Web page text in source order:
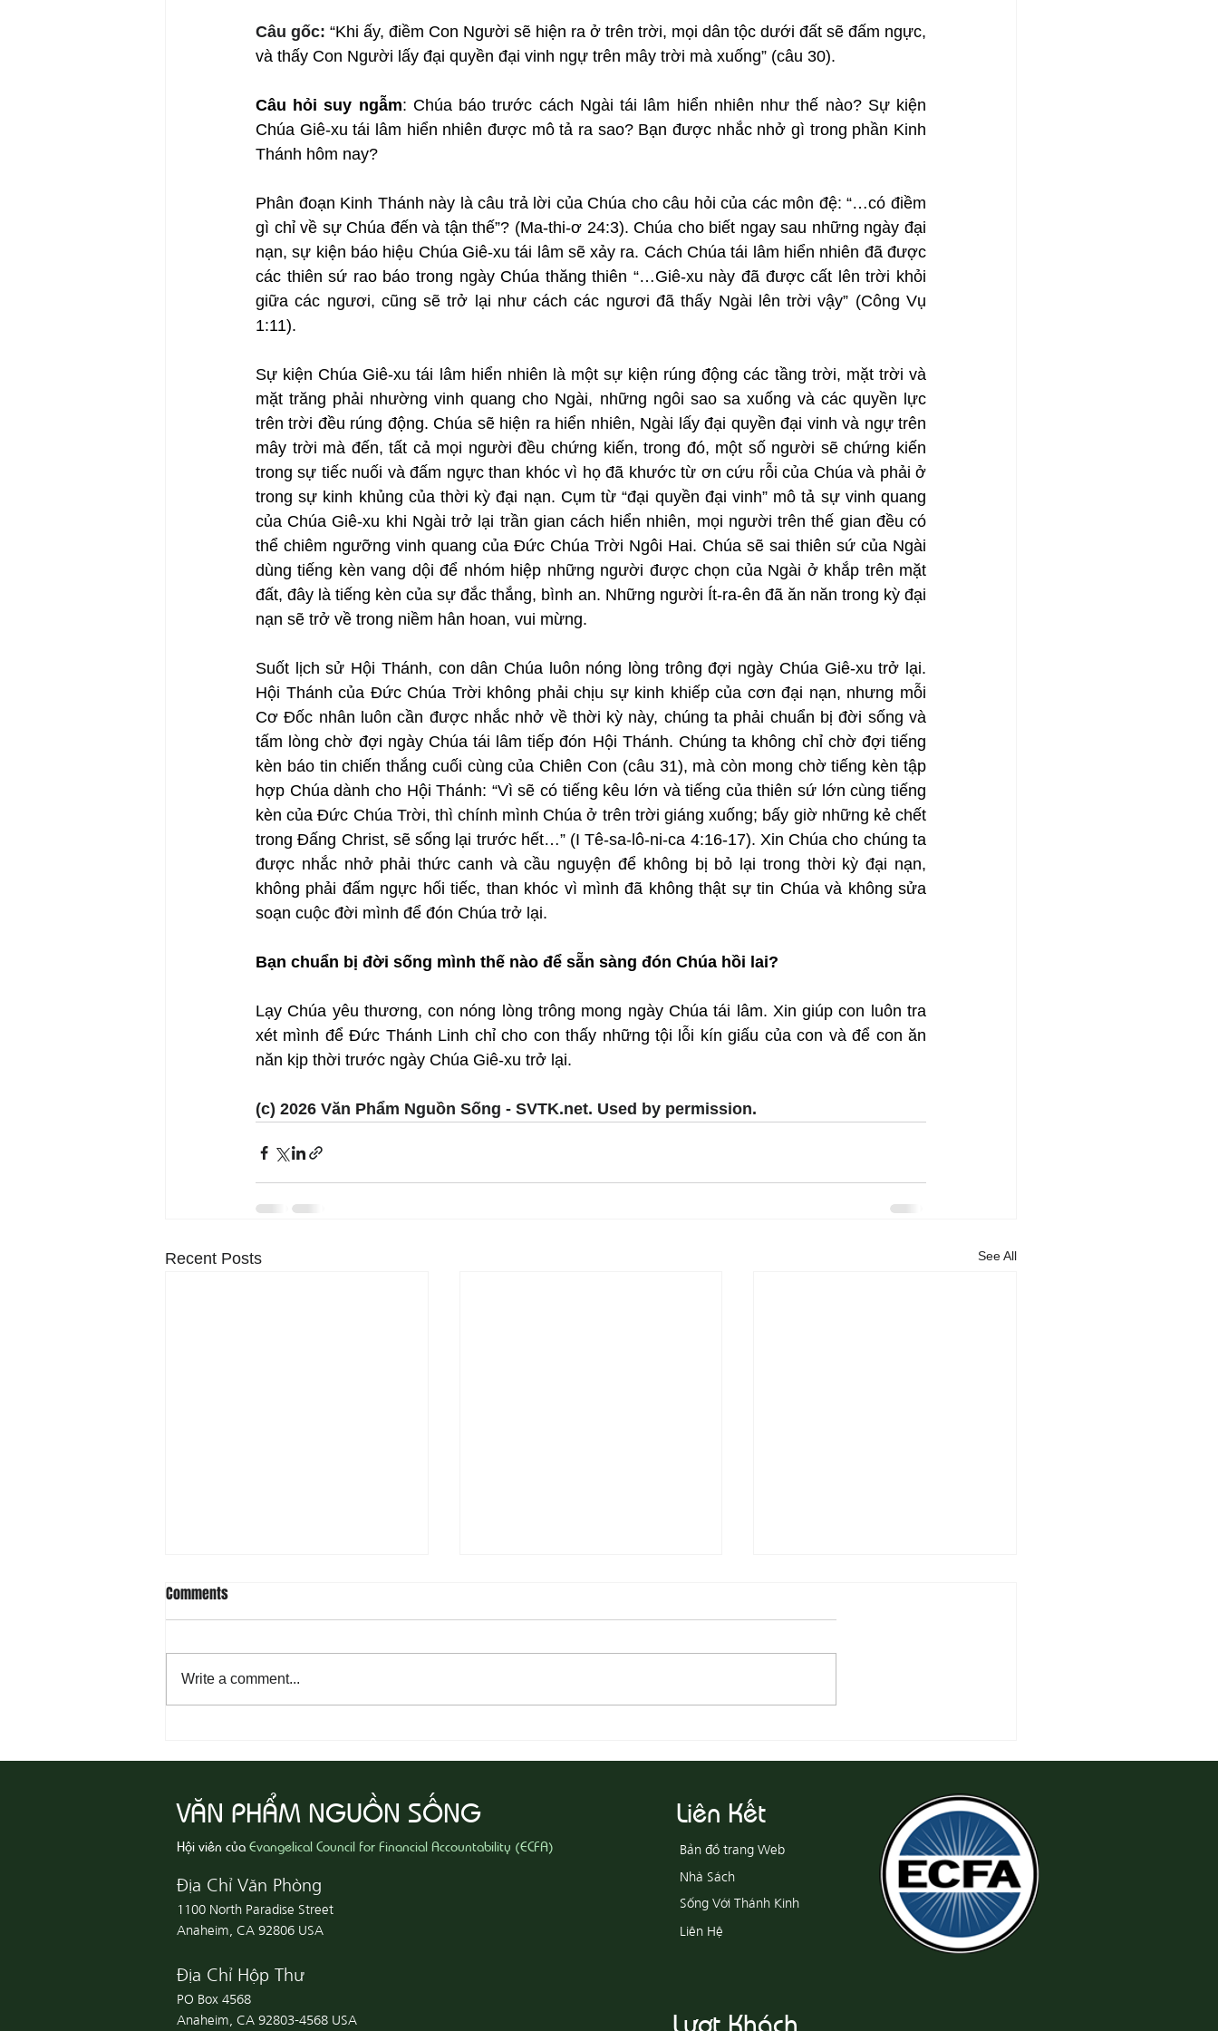
Câu gốc: “Khi ấy, điềm Con Người sẽ hiện ra ở trên trời, mọi dân tộc dưới đất sẽ đấm ngực,
và thấy Con Người lấy đại quyền đại vinh ngự trên mây trời mà xuống” (câu 30).
Câu hỏi suy ngẫm: Chúa báo trước cách Ngài tái lâm hiển nhiên như thế nào? Sự kiện
Chúa Giê-xu tái lâm hiển nhiên được mô tả ra sao? Bạn được nhắc nhở gì trong phần Kinh
Thánh hôm nay?
Phân đoạn Kinh Thánh này là câu trả lời của Chúa cho câu hỏi của các môn đệ: “…có điềm
gì chỉ về sự Chúa đến và tận thế”? (Ma-thi-ơ 24:3). Chúa cho biết ngay sau những ngày đại
nạn, sự kiện báo hiệu Chúa Giê-xu tái lâm sẽ xảy ra. Cách Chúa tái lâm hiển nhiên đã được
các thiên sứ rao báo trong ngày Chúa thăng thiên “…Giê-xu này đã được cất lên trời khỏi
giữa các ngươi, cũng sẽ trở lại như cách các ngươi đã thấy Ngài lên trời vậy” (Công Vụ
1:11).
Sự kiện Chúa Giê-xu tái lâm hiển nhiên là một sự kiện rúng động các tầng trời, mặt trời và
mặt trăng phải nhường vinh quang cho Ngài, những ngôi sao sa xuống và các quyền lực
trên trời đều rúng động. Chúa sẽ hiện ra hiển nhiên, Ngài lấy đại quyền đại vinh và ngự trên
mây trời mà đến, tất cả mọi người đều chứng kiến, trong đó, một số người sẽ chứng kiến
trong sự tiếc nuối và đấm ngực than khóc vì họ đã khước từ ơn cứu rỗi của Chúa và phải ở
trong sự kinh khủng của thời kỳ đại nạn. Cụm từ “đại quyền đại vinh” mô tả sự vinh quang
của Chúa Giê-xu khi Ngài trở lại trần gian cách hiển nhiên, mọi người trên thế gian đều có
thể chiêm ngưỡng vinh quang của Đức Chúa Trời Ngôi Hai. Chúa sẽ sai thiên sứ của Ngài
dùng tiếng kèn vang dội để nhóm hiệp những người được chọn của Ngài ở khắp trên mặt
đất, đây là tiếng kèn của sự đắc thắng, bình an. Những người Ít-ra-ên đã ăn năn trong kỳ đại
nạn sẽ trở về trong niềm hân hoan, vui mừng.
Suốt lịch sử Hội Thánh, con dân Chúa luôn nóng lòng trông đợi ngày Chúa Giê-xu trở lại.
Hội Thánh của Đức Chúa Trời không phải chịu sự kinh khiếp của cơn đại nạn, nhưng mỗi
Cơ Đốc nhân luôn cần được nhắc nhở về thời kỳ này, chúng ta phải chuẩn bị đời sống và
tấm lòng chờ đợi ngày Chúa tái lâm tiếp đón Hội Thánh. Chúng ta không chỉ chờ đợi tiếng
kèn báo tin chiến thắng cuối cùng của Chiên Con (câu 31), mà còn mong chờ tiếng kèn tập
hợp Chúa dành cho Hội Thánh: “Vì sẽ có tiếng kêu lớn và tiếng của thiên sứ lớn cùng tiếng
kèn của Đức Chúa Trời, thì chính mình Chúa ở trên trời giáng xuống; bấy giờ những kẻ chết
trong Đấng Christ, sẽ sống lại trước hết…” (I Tê-sa-lô-ni-ca 4:16-17). Xin Chúa cho chúng ta
được nhắc nhở phải thức canh và cầu nguyện để không bị bỏ lại trong thời kỳ đại nạn,
không phải đấm ngực hối tiếc, than khóc vì mình đã không thật sự tin Chúa và không sửa
soạn cuộc đời mình để đón Chúa trở lại.
Bạn chuẩn bị đời sống mình thế nào để sẵn sàng đón Chúa hồi lai?
Lạy Chúa yêu thương, con nóng lòng trông mong ngày Chúa tái lâm. Xin giúp con luôn tra
xét mình để Đức Thánh Linh chỉ cho con thấy những tội lỗi kín giấu của con và để con ăn
năn kịp thời trước ngày Chúa Giê-xu trở lại.
(c) 2026 Văn Phẩm Nguồn Sống - SVTK.net. Used by permission.
Recent Posts See All
Ác
Comments
Write a comment...
VĂN PHẨM NGUỒN SỐNG
Hội viên củaEvangelical Council for Financial Accountability (ECFA)
Địa Chỉ Văn Phòng
1100 North Paradise Street
Anaheim, CA 92806 USA
Địa Chỉ Hộp Thư
PO Box 4568
Anaheim, CA 92803-4568 USA
Liên Kết
Bản đồ trang Web
Nhà Sách
Sống Với Thánh Kinh
Liên Hệ
Lượt Khách